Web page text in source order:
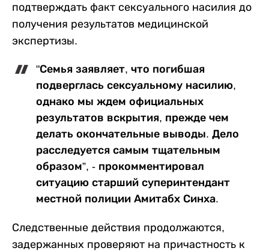
подтверждать факт сексуального насилия до
получения результатов медицинской
экспертизы.
"Семья заявляет, что погибшая
подверглась сексуальному насилию,
однако мы ждем официальных
результатов вскрытия, прежде чем
делать окончательные выводы. Дело
расследуется самым тщательным
образом”, - прокомментировал
ситуацию старший суперинтендант
местной полиции Амитабх Синха.
Следственные действия продолжаются,
задержанных проверяют на причастность к